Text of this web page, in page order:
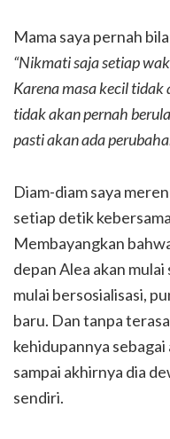
Mama saya pernah
“Nikmati saja setiap
Karena masa kecil
tidak akan pernah
pasti akan ada
Diam-diam saya
setiap detik
Membayangkan
depan Alea akan
mulai bersosialisasi,
baru. Dan tanpa
kehidupannya
sampai akhirnya dia
sendiri.